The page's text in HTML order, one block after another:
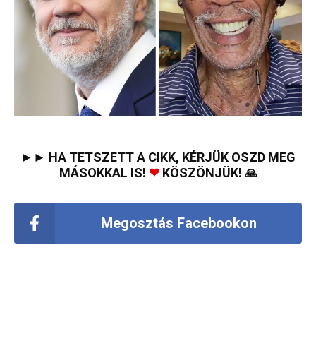
►► HA TETSZETT A CIKK, KÉRJÜK OSZD MEG
MÁSOKKAL IS! ❤KÖSZÖNJÜK! 🙏
Megosztás Facebookon